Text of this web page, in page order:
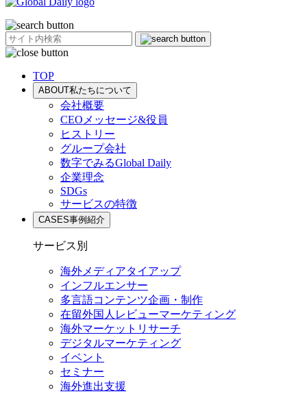
TOP
ABOUT私たちについて
会社概要
CEOメッセージ&役員
ヒストリー
グループ会社
数字でみるGlobal Daily
企業理念
SDGs
サービスの特徴
CASES事例紹介
サービス別
海外メディアタイアップ
インフルエンサー
多言語コンテンツ企画・制作
在留外国⼈レビューマーケティング
海外マーケットリサーチ
デジタルマーケティング
イベント
セミナー
海外進出支援